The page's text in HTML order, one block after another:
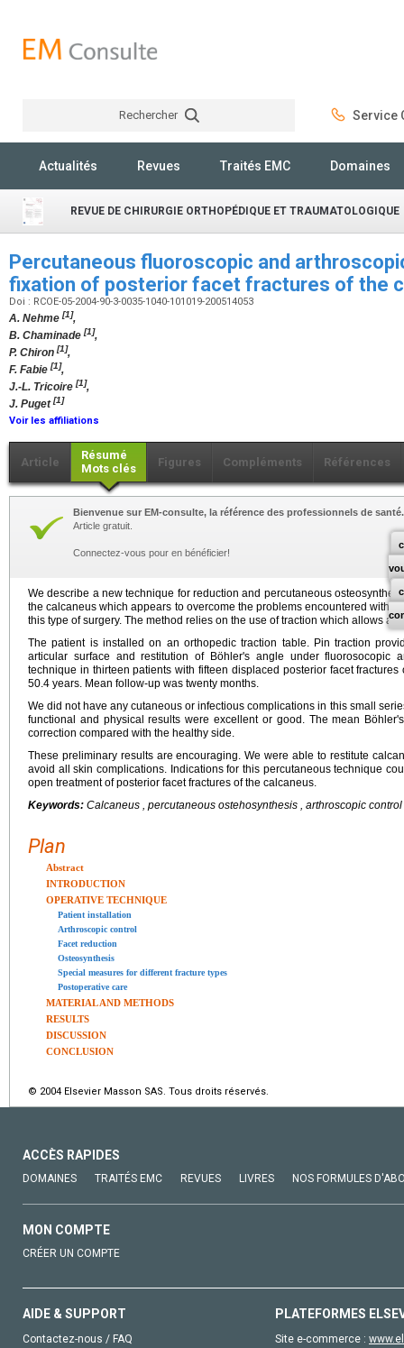
Rechercher Service
Actualités Revues Traités EMC Domaines
REVUE DE CHIRURGIE ORTHOPÉDIQUE ET TRAUMATOLOGIQUE
Percutaneous fluoroscopic and
fixation of posterior facet fractures of the
Doi : RCOE-05-2004-90-3-0035-1040-101019-200514053
A. Nehme [1],
B. Chaminade [1],
P. Chiron [1],
F. Fabie [1],
J.-L. Tricoire [1],
J. Puget[1]
Voir les affiliations
Article
Résumé
Mots clés
Figures Compléments Références
Bienvenue sur EM-consulte, la référence des professionnels de santé.
Article gratuit.
Connectez-vous pour en bénéficier!
We describe a new technique for reduction and percutaneous
the calcaneus which appears to overcome the problems encountered with
this type of surgery. The method relies on the use of traction which allows
The patient is installed on an orthopedic traction table. Pin traction
articular surface and restitution of Böhler's angle under fluorosocopic
technique in thirteen patients with fifteen displaced posterior facet
50.4 years. Mean follow-up was twenty months.
We did not have any cutaneous or infectious complications in this small
functional and physical results were excellent or good. The mean
correction compared with the healthy side.
These preliminary results are encouraging. We were able to restitute
avoid all skin complications. Indications for this percutaneous technique
open treatment of posterior facet fractures of the calcaneus.
Keywords: Calcaneus , percutaneous ostehosynthesis , arthroscopic
Plan
Abstract
INTRODUCTION
OPERATIVE TECHNIQUE
Patient installation
Arthroscopic control
Facet reduction
Osteosynthesis
Special measures for different fracture types
Postoperative care
MATERIAL AND METHODS
RESULTS
DISCUSSION
CONCLUSION
© 2004 Elsevier Masson SAS. Tous droits réservés.
ACCÈS RAPIDES
DOMAINES TRAITÉS EMC REVUES LIVRES NOS FORMULES
MON COMPTE
CRÉER UN COMPTE
AIDE & SUPPORT
Contactez-nous / FAQ
PLATEFORMES
Site e-commerce :